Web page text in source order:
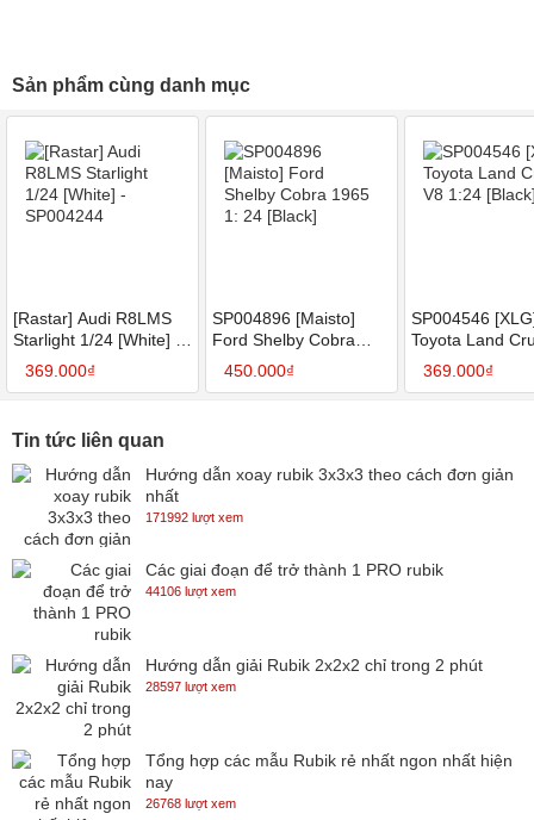
Sản phẩm cùng danh mục
[Rastar] Audi R8LMS
Starlight 1/24 [White] -
SP004244
369.000₫
SP004896 [Maisto]
Ford Shelby Cobra
1965 1: 24 [Black]
450.000₫
SP004546
Toyota Land
1:24 [Black]
369.000₫
Tin tức liên quan
Hướng dẫn xoay rubik 3x3x3 theo cách đơn giản
nhất
171992 lượt xem
Các giai đoạn để trở thành 1 PRO rubik
44106 lượt xem
Hướng dẫn giải Rubik 2x2x2 chỉ trong 2 phút
28597 lượt xem
Tổng hợp các mẫu Rubik rẻ nhất ngon nhất hiện
nay
26768 lượt xem